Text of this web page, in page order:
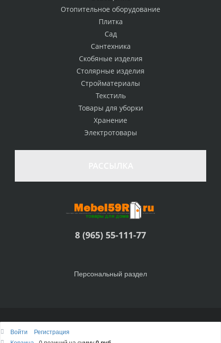
Отопительное оборудование
Плитка
Сад
Сантехника
Скобяные изделия
Столярные изделия
Стройматериалы
Текстиль
Товары для уборки
Хранение
Электротовары
8 (965) 55-111-77
Персональный раздел
© Интернет-магазин Товары для дома, 2010 - 2026
Войти
Регистрация